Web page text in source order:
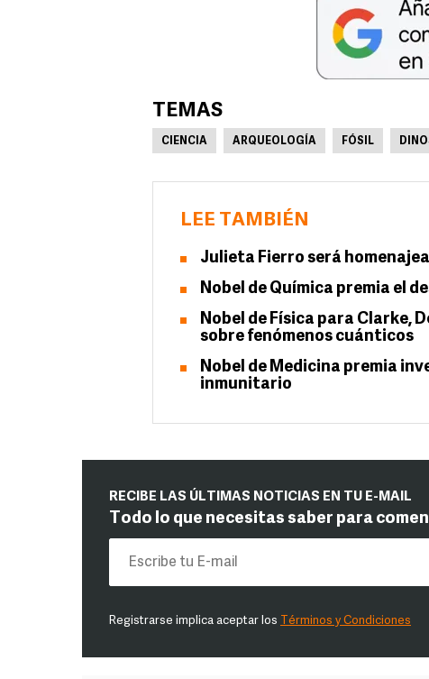
TEMAS
CIENCIA ARQUEOLOGÍA FÓSIL
LEE TAMBIÉN
Julieta Fierro será
Nobel de Química premia el
Nobel de Física para Clarke,
sobre fenómenos cuánticos
Nobel de Medicina premia
inmunitario
RECIBE LAS ÚLTIMAS NOTICIAS EN TU E-MAIL
Todo lo que necesitas saber para
Registrarse implica aceptar los Términos y Condiciones